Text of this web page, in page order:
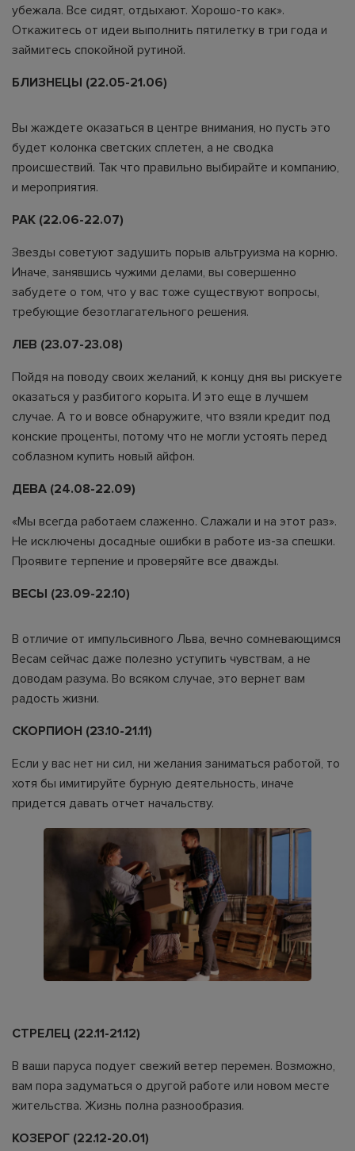
убежала. Все сидят, отдыхают. Хорошо-то как».
Откажитесь от идеи выполнить пятилетку в три года и
займитесь спокойной рутиной.
БЛИЗНЕЦЫ (22.05-21.06)
Вы жаждете оказаться в центре внимания, но пусть это
будет колонка светских сплетен, а не сводка
происшествий. Так что правильно выбирайте и компанию,
и мероприятия.
РАК (22.06-22.07)
Звезды советуют задушить порыв альтруизма на корню.
Иначе, занявшись чужими делами, вы совершенно
забудете о том, что у вас тоже существуют вопросы,
требующие безотлагательного решения.
ЛЕВ (23.07-23.08)
Пойдя на поводу своих желаний, к концу дня вы рискуете
оказаться у разбитого корыта. И это еще в лучшем
случае. А то и вовсе обнаружите, что взяли кредит под
конские проценты, потому что не могли устоять перед
соблазном купить новый айфон.
ДЕВА (24.08-22.09)
«Мы всегда работаем слаженно. Слажали и на этот раз».
Не исключены досадные ошибки в работе из-за спешки.
Проявите терпение и проверяйте все дважды.
ВЕСЫ (23.09-22.10)
В отличие от импульсивного Льва, вечно сомневающимся
Весам сейчас даже полезно уступить чувствам, а не
доводам разума. Во всяком случае, это вернет вам
радость жизни.
СКОРПИОН (23.10-21.11)
Если у вас нет ни сил, ни желания заниматься работой, то
хотя бы имитируйте бурную деятельность, иначе
придется давать отчет начальству.
СТРЕЛЕЦ (22.11-21.12)
В ваши паруса подует свежий ветер перемен. Возможно,
вам пора задуматься о другой работе или новом месте
жительства. Жизнь полна разнообразия.
КОЗЕРОГ (22.12-20.01)